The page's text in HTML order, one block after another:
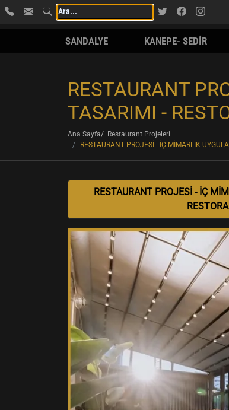
SANDALYE KANEPE- SEDİR
RESTAURANT
TASARIMI -
Ana Sayfa
Restaurant Projeleri
RESTAURANT PROJESİ - İÇ MİMARLIK
RESTAURANT PROJESİ - İÇ